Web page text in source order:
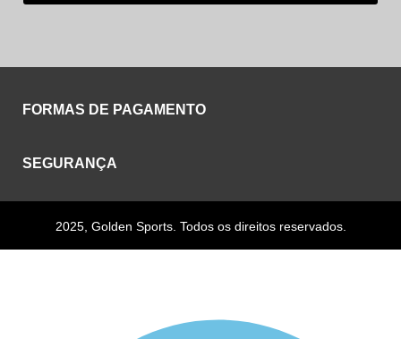
FORMAS DE PAGAMENTO
SEGURANÇA
2025, Golden Sports. Todos os direitos reservados.